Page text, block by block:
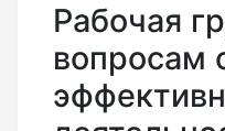
Рабочая
вопросам